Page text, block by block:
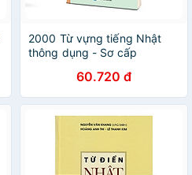
2000 Từ vựng tiếng Nhật
thông dụng - Sơ cấp
60.720 đ